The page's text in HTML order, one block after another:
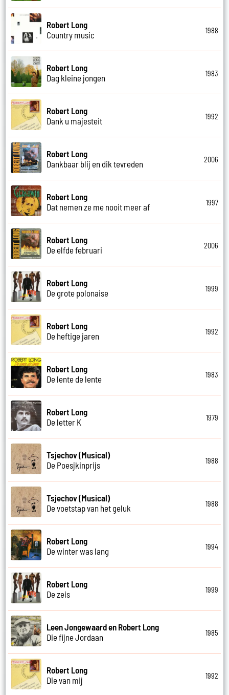
Robert Long
Country music
1988
Robert Long
Dag kleine jongen
1983
Robert Long
Dank u majesteit
1992
Robert Long
Dankbaar blij en dik tevreden
2006
Robert Long
Dat nemen ze me nooit meer af
1997
Robert Long
De elfde februari
2006
Robert Long
De grote polonaise
1999
Robert Long
De heftige jaren
1992
Robert Long
De lente de lente
1983
Robert Long
De letter K
1979
Tsjechov (Musical)
De Poesjkinprijs
1988
Tsjechov (Musical)
De voetstap van het geluk
1988
Robert Long
De winter was lang
1994
Robert Long
De zeis
1999
Leen Jongewaard en Robert Long
Die fijne Jordaan
1985
Robert Long
Die van mij
1992